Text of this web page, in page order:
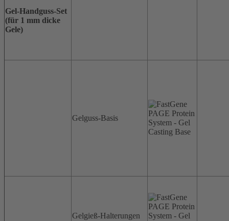
Gel-Handguss-Set
(für 1 mm dicke
Gele)
Gelguss-Basis
Gelgieß-Halterungen